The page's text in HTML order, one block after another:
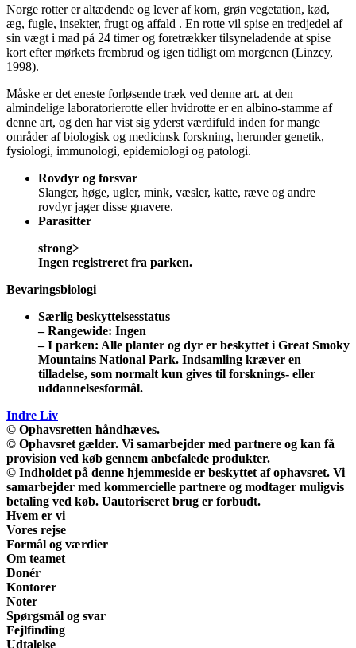
Norge rotter er altædende og lever af korn, grøn vegetation, kød,
æg, fugle, insekter, frugt og affald . En rotte vil spise en tredjedel af
sin vægt i mad på 24 timer og foretrækker tilsyneladende at spise
kort efter mørkets frembrud og igen tidligt om morgenen (Linzey,
1998).
Måske er det eneste forløsende træk ved denne art. at den
almindelige laboratorierotte eller hvidrotte er en albino-stamme af
denne art, og den har vist sig yderst værdifuld inden for mange
områder af biologisk og medicinsk forskning, herunder genetik,
fysiologi, immunologi, epidemiologi og patologi.
Rovdyr og forsvar
Slanger, høge, ugler, mink, væsler, katte, ræve og andre
rovdyr jager disse gnavere.
Parasitter
strong>
Ingen registreret fra parken.
Bevaringsbiologi
Særlig beskyttelsesstatus
–Rangewide: Ingen
–I parken: Alle planter og dyr er beskyttet i Great Smoky
Mountains National Park. Indsamling kræver en
tilladelse, som normalt kun gives til forsknings- eller
uddannelsesformål.
Indre Liv
© Ophavsretten håndhæves.
© Ophavsret gælder. Vi samarbejder med partnere og kan få
provision ved køb gennem anbefalede produkter.
© Indholdet på denne hjemmeside er beskyttet af ophavsret. Vi
samarbejder med kommercielle partnere og modtager muligvis
betaling ved køb. Uautoriseret brug er forbudt.
Hvem er vi
Vores rejse
Formål og værdier
Om teamet
Donér
Kontorer
Noter
Spørgsmål og svar
Fejlfinding
Udtalelse